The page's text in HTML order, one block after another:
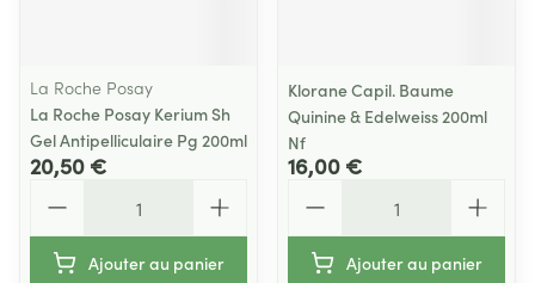
La Roche Posay
La Roche Posay Kerium Sh
Gel Antipelliculaire Pg 200ml
20,50 €
Ajouter au panier
Klorane Capil. Baume
Quinine & Edelweiss 200ml
Nf
16,00 €
Ajouter au panier